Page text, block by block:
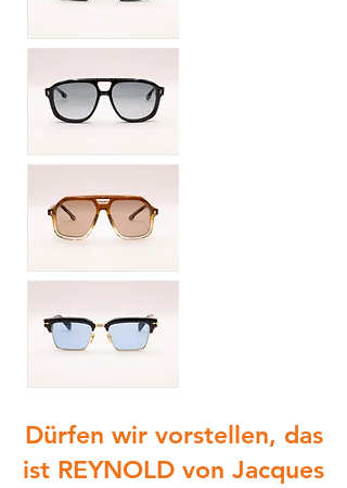
Dürfen wir vorstellen, das
ist REYNOLD von Jacques